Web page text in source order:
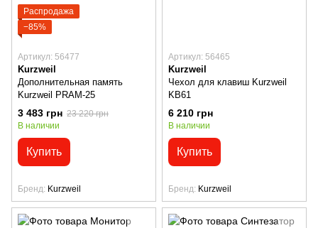
Распродажа
−85%
Артикул: 56477
Kurzweil
Дополнительная память
Kurzweil PRAM-25
3 483 грн 23 220 грн
В наличии
Купить
Бренд Kurzweil
Артикул: 56465
Kurzweil
Чехол для клавиш Kurzweil
KB61
6 210 грн
В наличии
Купить
Бренд Kurzweil